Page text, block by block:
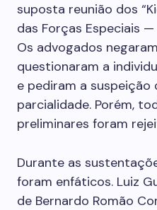
suposta reunião dos
das Forças Especiais
Os advogados
questionaram a
e pediram a suspeição
parcialidade. Porém,
preliminares foram
Durante as
foram enfáticos. Luiz
de Bernardo Romão